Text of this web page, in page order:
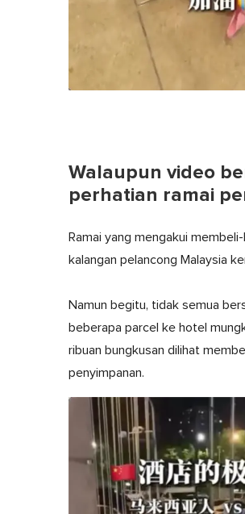
Walaupun video
perhatian ramai
Ramai yang mengakui
kalangan pelancong Malaysia
Namun begitu, tidak semua
beberapa parcel ke hotel
ribuan bungkusan dilihat
penyimpanan.